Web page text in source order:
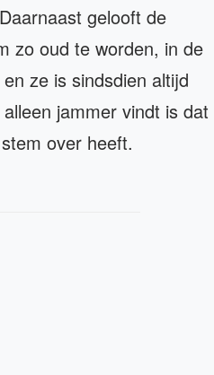
gelooft de
zo oud te worden, in de
ze is sindsdien altijd
jammer vindt is dat
over heeft.